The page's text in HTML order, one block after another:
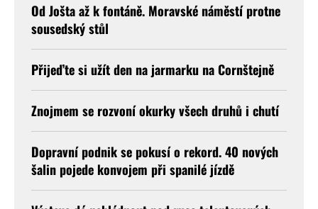
Od Jošta až k fontáně. Moravské náměstí protne
sousedský stůl
Přijeďte si užít den na jarmarku na Cornštejně
Znojmem se rozvoní okurky všech druhů i chutí
Dopravní podnik se pokusí o rekord. 40 nových
šalin pojede konvojem při spanilé jízdě